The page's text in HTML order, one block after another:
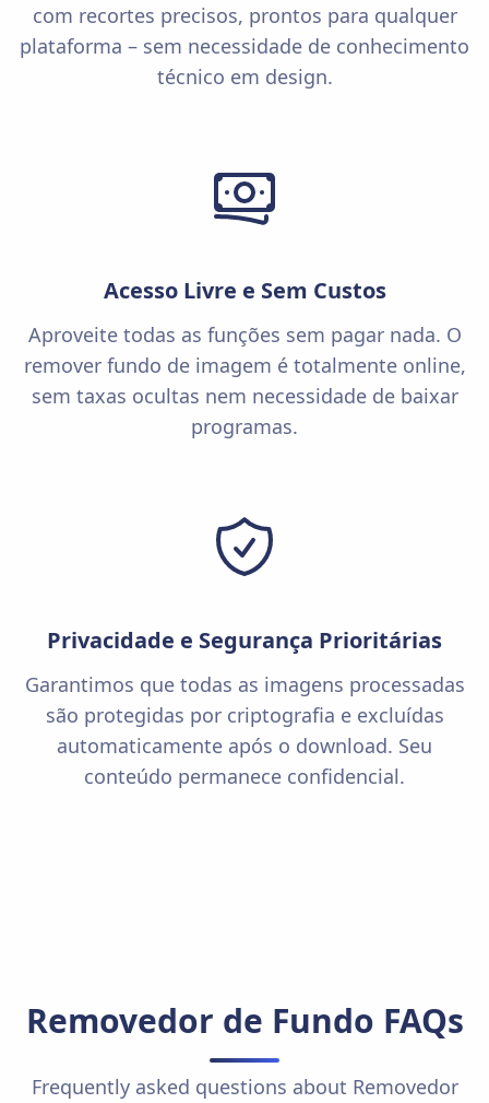
com recortes precisos, prontos para qualquer
plataforma – sem necessidade de conhecimento
técnico em design.
Acesso Livre e Sem Custos
Aproveite todas as funções sem pagar nada. O
remover fundo de imagem é totalmente online,
sem taxas ocultas nem necessidade de baixar
programas.
Privacidade e Segurança Prioritárias
Garantimos que todas as imagens processadas
são protegidas por criptografia e excluídas
automaticamente após o download. Seu
conteúdo permanece confidencial.
Removedor de Fundo FAQs
Frequently asked questions about Removedor